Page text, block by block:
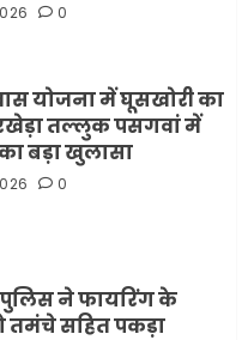
0
योजना में घूसखोरी का
तल्लुक पसगवां में
का बड़ा खुलासा
0
ने फायरिंग के
तमंचे सहित पकड़ा